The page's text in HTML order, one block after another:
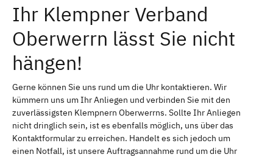
Ihr Klempner Verband
Oberwerrn lässt Sie nicht
hängen!
Gerne können Sie uns rund um die Uhr kontaktieren. Wir
kümmern uns um Ihr Anliegen und verbinden Sie mit den
zuverlässigsten Klempnern Oberwerrns. Sollte Ihr Anliegen
nicht dringlich sein, ist es ebenfalls möglich, uns über das
Kontaktformular zu erreichen. Handelt es sich jedoch um
einen Notfall, ist unsere Auftragsannahme rund um die Uhr